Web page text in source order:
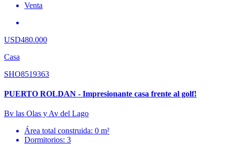
Venta
USD480.000
Casa
SHO8519363
PUERTO ROLDAN - Impresionante casa frente al golf!
Bv las Olas y Av del Lago
Área total construida: 0 m²
Dormitorios: 3